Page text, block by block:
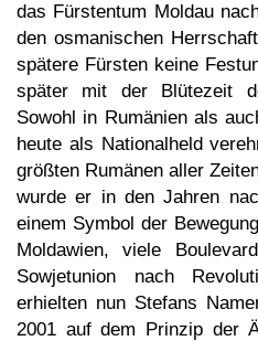
das Fürstentum Moldau
den osmanischen
spätere Fürsten keine
später mit der Blütezeit
Sowohl in Rumänien als
heute als Nationalheld
größten Rumänen aller
wurde er in den Jahren
einem Symbol der
Moldawien, viele
Sowjetunion nach
erhielten nun Stefans
2001 auf dem Prinzip der